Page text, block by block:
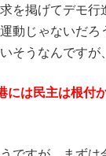
を掲げてデモ
動じゃないだろ
そうなんですが
には民主は根付